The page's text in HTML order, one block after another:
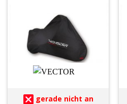
gerade nicht an